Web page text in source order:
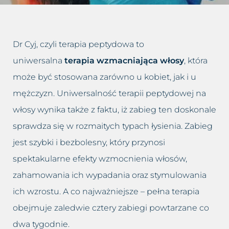
Dolina łez
Hirsutyzm
Krzywy nos, Garbaty nos
Nadmiar tkanki tłuszczowej
Opadające powieki i brwi
Opadnięte policzki
Plamy posłoneczne
Plamy starcze
Leczenie bruksizmu
Leczenie migreny
Leczenie nadpotliwości
Leczenie trądziku różowatego
Lifting twarzy
Likwidacja drugiego podbródka
Modelowanie sylwetki
Oczyszczanie wodorowe
Blog
Dr Cyj, czyli terapia peptydowa to
uniwersalna terapia wzmacniająca włosy, która
może być stosowana zarówno u kobiet, jak i u
mężczyzn. Uniwersalność terapii peptydowej na
włosy wynika także z faktu, iż zabieg ten doskonale
sprawdza się w rozmaitych typach łysienia. Zabieg
jest szybki i bezbolesny, który przynosi
spektakularne efekty wzmocnienia włosów,
zahamowania ich wypadania oraz stymulowania
ich wzrostu. A co najważniejsze – pełna terapia
obejmuje zaledwie cztery zabiegi powtarzane co
dwa tygodnie.